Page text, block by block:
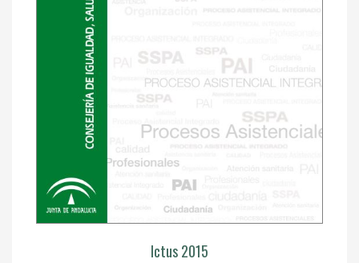
Ictus 2015